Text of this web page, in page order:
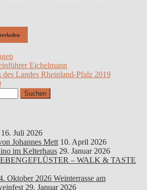
Eichelmann
des Landes Rheinland-Pfalz 2019
16. Juli 2026
Johannes Mett 10. April 2026
im Kelterhaus 29. Januar 2026
– WALK & TASTE
Oktober 2026 Weinterrasse am
29. Januar 2026